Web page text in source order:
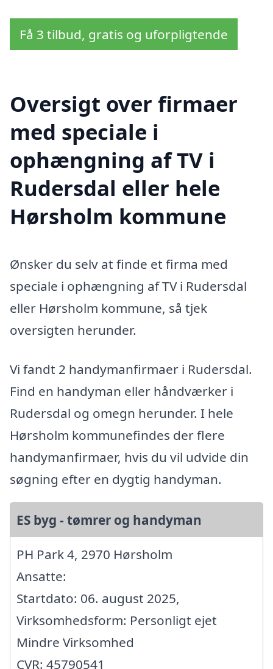
Få 3 tilbud, gratis og uforpligtende
Oversigt over firmaer
med speciale i
ophængning af TV i
Rudersdal eller hele
Hørsholm kommune
Ønsker du selv at finde et firma med
speciale i ophængning af TV i Rudersdal
eller Hørsholm kommune, så tjek
oversigten herunder.
Vi fandt 2 handymanfirmaer i Rudersdal.
Find en handyman eller håndværker i
Rudersdal og omegn herunder. I hele
Hørsholm kommunefindes der flere
handymanfirmaer, hvis du vil udvide din
søgning efter en dygtig handyman.
ES byg - tømrer og handyman
PH Park 4, 2970 Hørsholm
Ansatte:
Startdato: 06. august 2025,
Virksomhedsform: Personligt ejet
Mindre Virksomhed
CVR: 45790541